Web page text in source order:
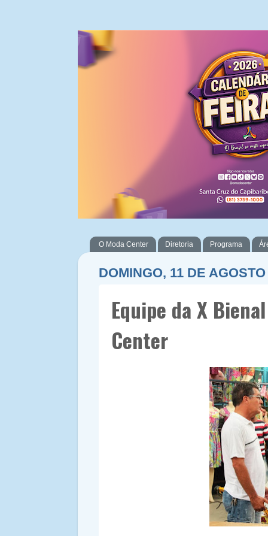
O Moda Center Diretoria Programa
DOMINGO, 11 DE
Equipe da X
Center